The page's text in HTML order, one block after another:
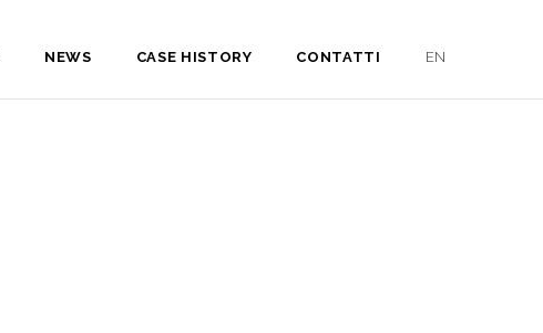
NEWS CASE HISTORY CONTATTI EN